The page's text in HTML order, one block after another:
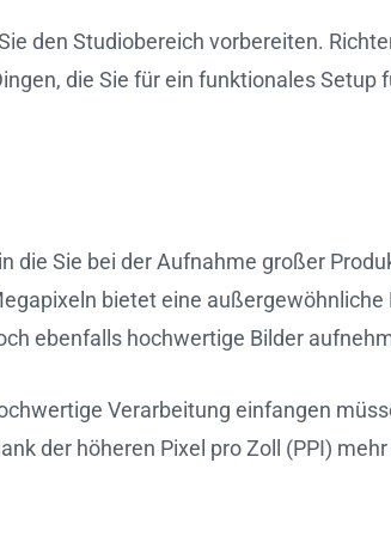
den Studiobereich vorbereiten.
die Sie für ein funktionales
die Sie bei der Aufnahme großer
bietet eine
ebenfalls hochwertige Bilder
Verarbeitung einfangen
der höheren Pixel pro Zoll (PPI)